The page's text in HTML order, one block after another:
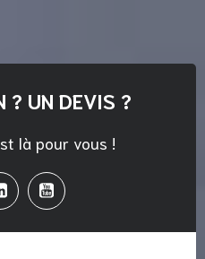
? UN DEVIS ?
là pour vous !